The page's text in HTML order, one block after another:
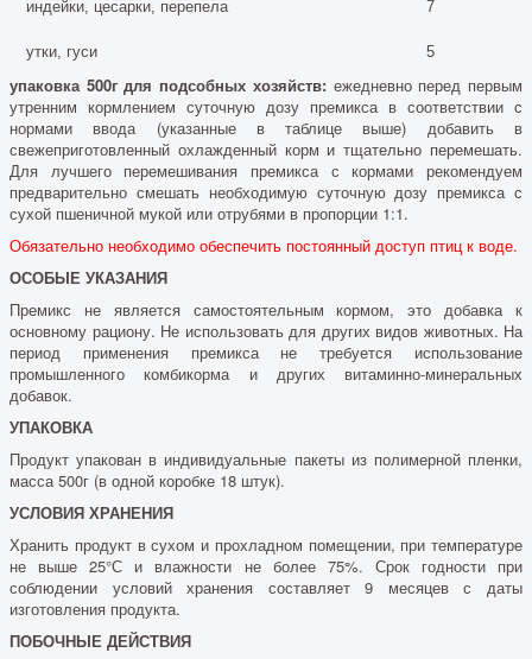
индейки, цесарки, перепела 7
утки, гуси 5
упаковка 500г для подсобных хозяйств:ежедневно перед первым
утренним кормлением суточную дозу премикса в соответствии с
нормами ввода (указанные в таблице выше) добавить в
свежеприготовленный охлажденный корм и тщательно перемешать.
Для лучшего перемешивания премикса с кормами рекомендуем
предварительно смешать необходимую суточную дозу премикса с
сухой пшеничной мукой или отрубями в пропорции 1:1.
Обязательно необходимо обеспечить постоянный доступ птиц к воде.
ОСОБЫЕ УКАЗАНИЯ
Премикс не является самостоятельным кормом, это добавка к
основному рациону. Не использовать для других видов животных. На
период применения премикса не требуется использование
промышленного комбикорма и других витаминно-минеральных
добавок.
УПАКОВКА
Продукт упакован в индивидуальные пакеты из полимерной пленки,
масса 500г (в одной коробке 18 штук).
УСЛОВИЯ ХРАНЕНИЯ
Хранить продукт в сухом и прохладном помещении, при температуре
не выше 25°С и влажности не более 75%. Срок годности при
соблюдении условий хранения составляет 9 месяцев с даты
изготовления продукта.
ПОБОЧНЫЕ ДЕЙСТВИЯ